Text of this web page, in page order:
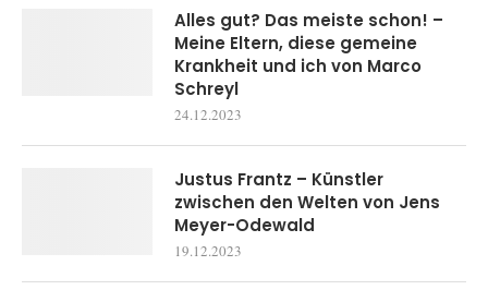
Alles gut? Das meiste schon! –
Meine Eltern, diese gemeine
Krankheit und ich von Marco
Schreyl
24.12.2023
Justus Frantz – Künstler
zwischen den Welten von Jens
Meyer-Odewald
19.12.2023